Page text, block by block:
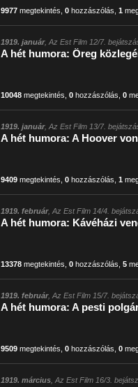
9977megtekintés 0hozzászólás 1
1919. január, Az Est Film 12/7.
A hét humora: Öreg
10048megtekintés 0hozzászólás 0
1919. január, Az Est Film 13/7.
A hét humora: A Hoover
9409megtekintés 0hozzászólás 1
1919. február, Az Est Film 14/4.
A hét humora: Kávéházi
13378megtekintés 0hozzászólás 5
1919. február, Az Est Film 15/7.
A hét humora: A pesti
9509megtekintés 0hozzászólás 0
1919. március, Az Est Film 16/3.